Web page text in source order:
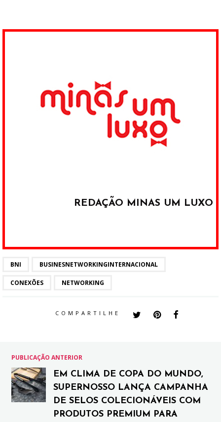
REDAÇÃO MINAS UM LUXO
BNI BUSINESNETWORKINGINTERNACIONAL
CONEXÕES NETWORKING
COMPARTILHE
PUBLICAÇÃO ANTERIOR
EM CLIMA DE COPA DO MUNDO,
SUPERNOSSO LANÇA CAMPANHA
DE SELOS COLECIONÁVEIS COM
PRODUTOS PREMIUM PARA